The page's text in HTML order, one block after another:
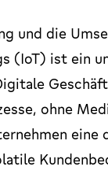
und die
(IoT) ist ein
ohne
eine